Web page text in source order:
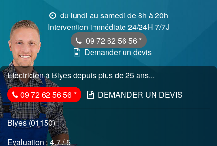
du lundi au samedi de 8h à 20h
Intervention immédiate 24/24H 7/7J
09 72 62 56 56 *
Demander un devis
Electricien à Blyes depuis plus de 25 ans...
09 72 62 56 56* DEMANDER UN DEVIS
Blyes (01150)
Evaluation :4.7/ 5